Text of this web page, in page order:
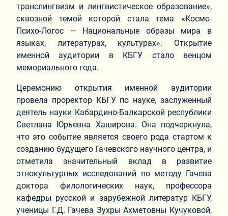
транслингвизм и лингвистическое образование»,
сквозной темой которой стала тема «Космо-
Психо-Логос — Национальные образы мира в
языках, литературах, культурах». Открытие
именной аудитории в КБГУ стало венцом
мемориального года.
Церемонию открытия именной аудитории
провела проректор КБГУ по науке, заслуженный
деятель науки Кабардино-Балкарской республики
Светлана Юрьевна Хаширова. Она подчеркнула,
что это событие является своего рода стартом к
созданию будущего Гачевского научного центра, и
отметила значительный вклад в развитие
этнокультурных исследований по методу Гачева
доктора филологических наук, профессора
кафедры русской и зарубежной литератур КБГУ,
ученицы Г.Д. Гачева Зухры Ахметовны Кучуковой,